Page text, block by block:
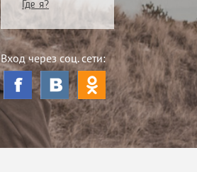
Где я?
Вход через соц. сети: